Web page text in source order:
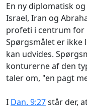
En ny diplomatisk
Israel, Iran og
profeti i centrum for
Spørgsmålet er ikke
kan udvides.
konturerne af den
taler om, "en pagt
I Dan. 9:27står der,